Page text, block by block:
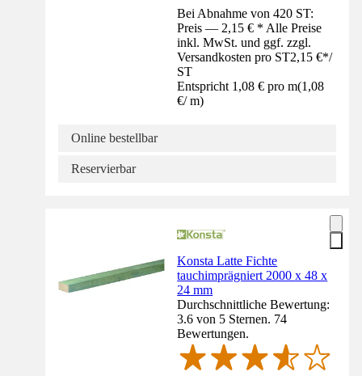
Bei Abnahme von 420 ST:
Preis — 2,15 € * Alle Preise
inkl. MwSt. und ggf. zzgl.
Versandkosten pro ST2,15 €*/
ST
Entspricht 1,08 € pro m(1,08
€/ m)
Online bestellbar
Reservierbar
Konsta Latte Fichte
tauchimprägniert 2000 x 48 x
24 mm
Durchschnittliche Bewertung:
3.6 von 5 Sternen. 74
Bewertungen.